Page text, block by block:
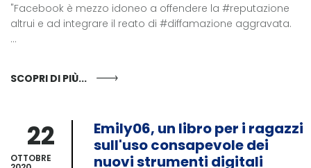
"Facebook è mezzo idoneo a offendere la #reputazione
altrui e ad integrare il reato di #diffamazione aggravata.
...
SCOPRI DI PIÙ...
22
OTTOBRE
Emily06, un libro per i ragazzi
sull'uso consapevole dei
nuovi strumenti digitali